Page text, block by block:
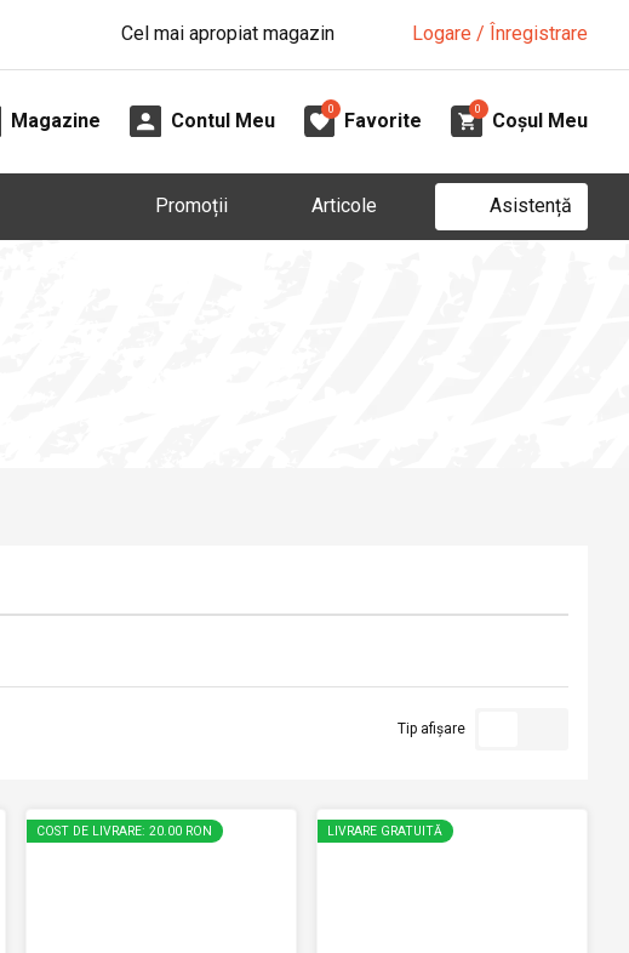
Cel mai apropiat magazin Logare / Înregistrare
Magazine Contul Meu
0
Favorite
0
Coșul Meu
Promoții Articole Asistență
Tip afișare
COST DE LIVRARE: 20.00 RON LIVRARE GRATUITĂ